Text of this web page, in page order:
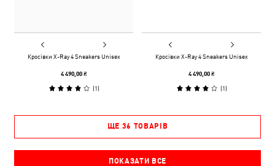
Кросівки X-Ray 4 Sneakers Unisex
4 490,00 ₴
(1)
Кросівки X-Ray 4 Sneakers Unisex
4 490,00 ₴
(1)
ЩЕ 36 ТОВАРІВ
ПОКАЗАТИ ВСЕ